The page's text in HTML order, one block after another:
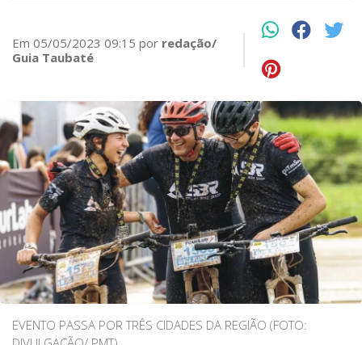
Em 05/05/2023 09:15 por redação/
Guia Taubaté
EVENTO PASSA POR TRÊS CIDADES DA REGIÃO (FOTO: